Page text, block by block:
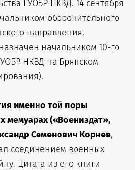
ГУОБР НКВД. 14 сентября
оборонительного
направления.
назначен начальником 10-го
НКВД на Брянском
именно той поры
мемуарах («Воениздат»,
Семенович Корнев,
соединением военных
Цитата из его книги